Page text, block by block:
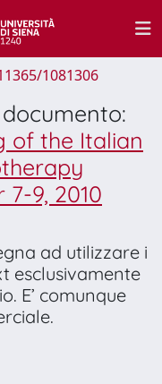
1081306
of the Italian
7-9, 2010
ad utilizzare i
esclusivamente
E’ comunque